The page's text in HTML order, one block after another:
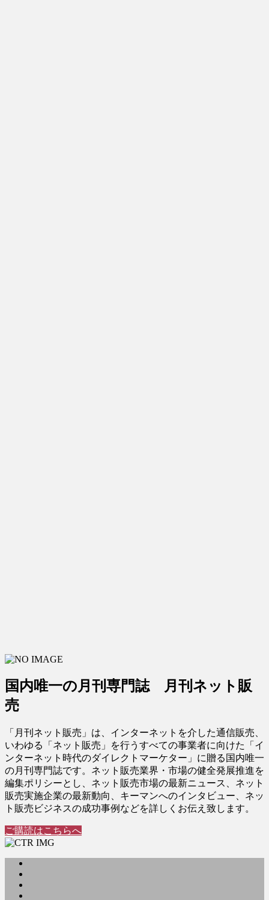
国内唯一の月刊専門誌 月刊ネット販
売
「月刊ネット販売」は、インターネットを介した通信販売、
いわゆる「ネット販売」を行うすべての事業者に向けた「イ
ンターネット時代のダイレクトマーケター」に贈る国内唯一
の月刊専門誌です。ネット販売業界・市場の健全発展推進を
編集ポリシーとし、ネット販売市場の最新ニュース、ネット
販売実施企業の最新動向、キーマンへのインタビュー、ネッ
ト販売ビジネスの成功事例などを詳しくお伝え致します。
ご購読はこちらへ